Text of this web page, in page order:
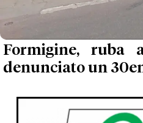
Formigine, ruba
denunciato un